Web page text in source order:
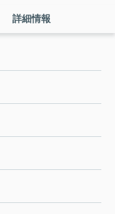
詳細情報